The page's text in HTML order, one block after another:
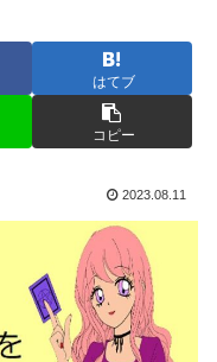
はてブ
コピー
2023.08.11